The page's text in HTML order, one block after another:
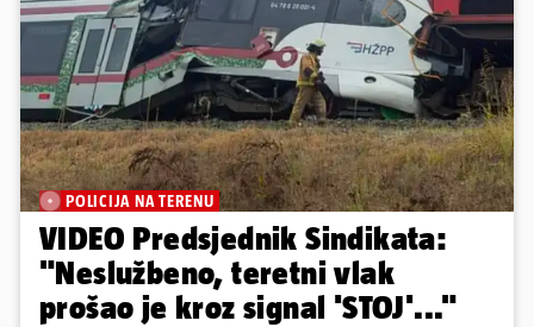
POLICIJA NA TERENU
VIDEO Predsjednik Sindikata:
"Neslužbeno, teretni vlak
prošao je kroz signal 'STOJ'..."